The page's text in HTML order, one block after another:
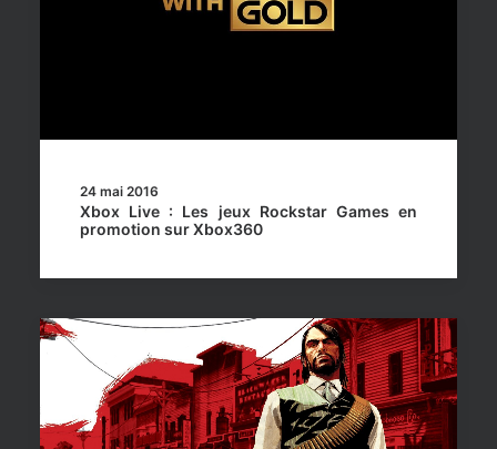
24 mai 2016
Xbox Live : Les jeux Rockstar Games en
promotion sur Xbox360